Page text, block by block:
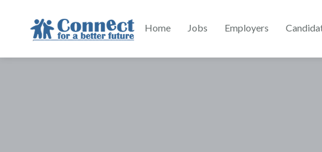
Home Jobs Employers